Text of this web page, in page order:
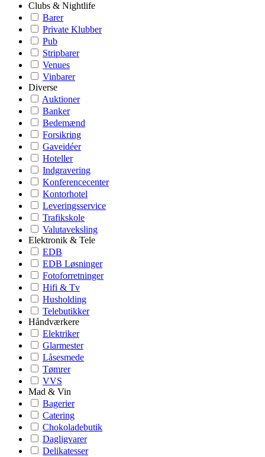
Clubs & Nightlife
Barer
Private Klubber
Pub
Stripbarer
Venues
Vinbarer
Diverse
Auktioner
Banker
Bedemænd
Forsikring
Gaveidéer
Hoteller
Indgravering
Konferencecenter
Kontorhotel
Leveringsservice
Trafikskole
Valutaveksling
Elektronik & Tele
EDB
EDB Løsninger
Fotoforretninger
Hifi & Tv
Husholding
Telebutikker
Håndværkere
Elektriker
Glarmester
Låsesmede
Tømrer
VVS
Mad & Vin
Bagerier
Catering
Chokoladebutik
Dagligvarer
Delikatesser